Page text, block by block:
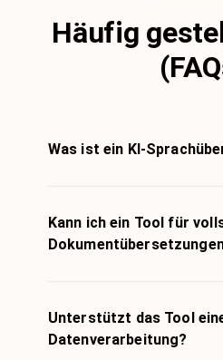
Häufig
Was ist ein KI-
Kann ich ein Tool für
Unterstützt das Tool
Datenverarbeitung?